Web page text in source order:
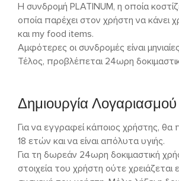
Η συνδρομή PLATINUM, η οποία
οποία παρέχει στον χρήστη να κάνει
και my food items.
Αμφότερες οι συνδρομές είναι
Τέλος, προβλέπεται 24ωρη
Δημιουργία Λογαριασμού
Για να εγγραφεί κάποιος χρήστης, θα
18 ετών και να είναι απόλυτα υγιής.
Για τη δωρεάν 24ωρη δοκιμαστική
στοιχεία του χρήστη ούτε